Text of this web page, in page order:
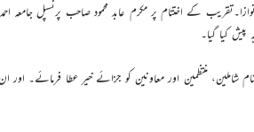
کے اختتام پر مکرم عابد محمود صاحب پرنسپل جامعہ
پیش کیا گیا۔
شاملین، منتظمین اور معاونین کو جزائے خیر عطا فرمائے۔ اور